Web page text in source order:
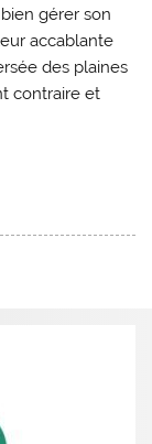
gérer son
accablante
des plaines
contraire et